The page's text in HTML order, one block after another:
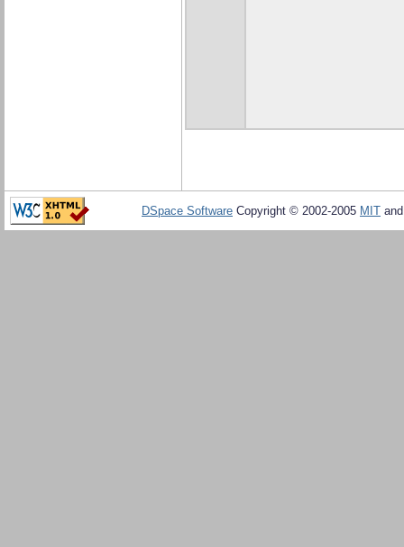
DSpace Software Copyright © 2002-2005 MIT